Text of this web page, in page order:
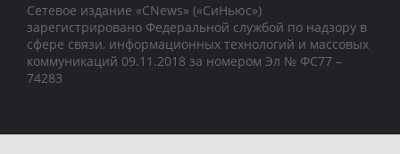
Сетевое издание «CNews» («СиНьюс»)
зарегистрировано Федеральной службой по надзору в
сфере связи, информационных технологий и массовых
коммуникаций 09.11.2018 за номером Эл № ФС77 –
74283